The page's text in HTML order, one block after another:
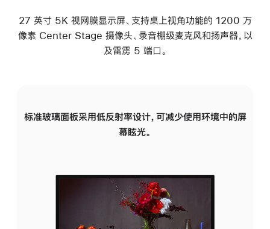
27 英寸 5K 视网膜显示屏、支持桌上视角功能的 1200 万
像素 Center Stage 摄像头、录音棚级麦克风和扬声器，以
及雷雳 5 端口。
标准玻璃面板采用低反射率设计，可减少使用环境中的屏
幕眩光。